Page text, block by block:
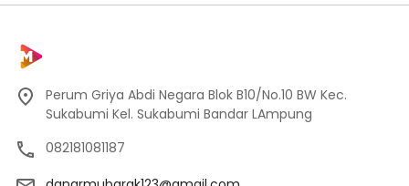
Perum Griya Abdi Negara Blok B10/No.10 BW Kec.
Sukabumi Kel. Sukabumi Bandar LAmpung
082181081187